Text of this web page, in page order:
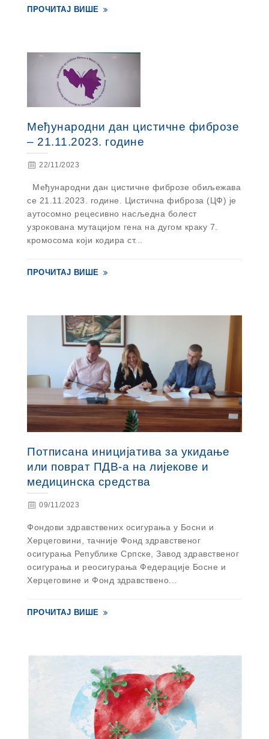
ПРОЧИТАЈ ВИШЕ
Међународни дан цистичне фиброзе
– 21.11.2023. године
22/11/2023
Међународни дан цистичне фиброзе обиљежава
се 21.11.2023. године. Цистична фиброза (ЦФ) је
аутосомно рецесивно насљедна болест
узрокована мутацијом гена на дугом краку 7.
кромосома који кодира ст...
ПРОЧИТАЈ ВИШЕ
Потписана иницијатива за укидање
или поврат ПДВ-а на лијекове и
медицинска средства
09/11/2023
Фондови здравствених осигурања у Босни и
Херцеговини, тачније Фонд здравственог
осигурања Републике Српске, Завод здравственог
осигурања и реосигурања Федерације Босне и
Херцеговине и Фонд здравствено...
ПРОЧИТАЈ ВИШЕ